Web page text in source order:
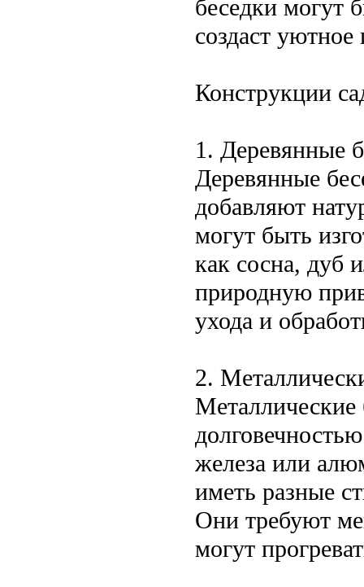
беседки могут
создаст
Конструкции
1. Деревянные
Деревянные
добавляют
могут быть
как сосна, дуб
природную
ухода и
2.
Металлические
железа или
иметь разные
Они требуют
могут